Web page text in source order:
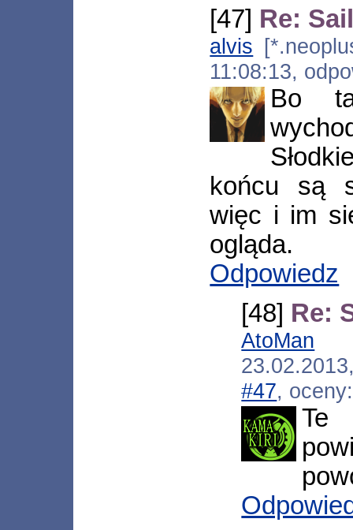
[47] Re:
alvis
11:08:13,
Bo
końcu są
więc i im
ogląda.
Odpowiedz
[48] Re:
AtoMan
#47,
Te